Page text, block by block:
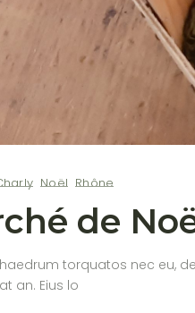
Noël Rhône
de
torquatos nec eu,
an. Eius lo